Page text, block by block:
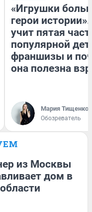
«Игрушки
герои
учит пятая
популярной
франшизы и
она полезна
Мария Тищенко
Обозреватель
из Москвы
дом в